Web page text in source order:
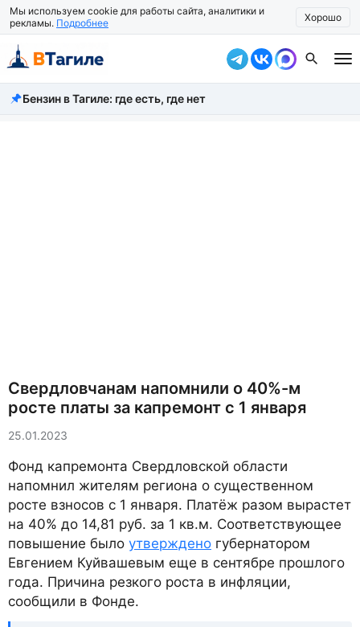
Мы используем cookie для работы сайта, аналитики и
рекламы. Подробнее Хорошо
Все новости
Бензин в Тагиле: где есть, где нет
Свердловчанам напомнили о 40%-м
росте платы за капремонт с 1 января
25.01.2023
Фонд капремонта Свердловской области
напомнил жителям региона о существенном
росте взносов с 1 января. Платёж разом вырастет
на 40% до 14,81 руб. за 1 кв.м. Соответствующее
повышение было утверждено губернатором
Евгением Куйвашевым еще в сентябре прошлого
года. Причина резкого роста в инфляции,
сообщили в Фонде.